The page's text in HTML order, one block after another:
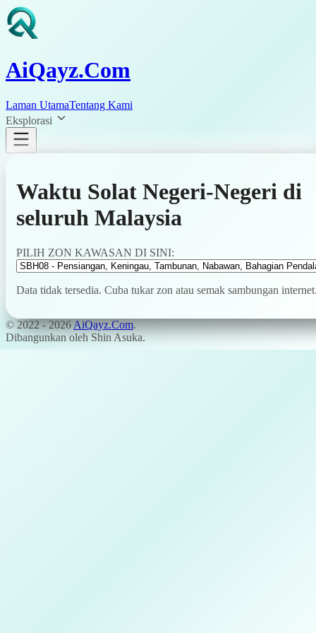
AiQayz.Com
Laman UtamaTentang Kami
Eksplorasi
Waktu Solat Negeri-Negeri di
seluruh Malaysia
PILIH ZON KAWASAN DI SINI:
Data tidak tersedia. Cuba tukar zon atau semak sambungan
© 2022 -2026AiQayz.Com.
Dibangunkan oleh Shin Asuka.